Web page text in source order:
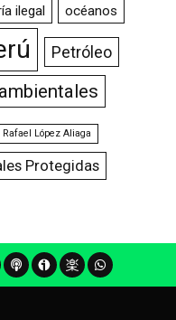
ilegal océanos
Petróleo
Rafael López Aliaga
Protegidas